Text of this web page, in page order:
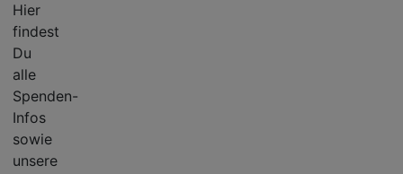
Hier
findest
Du
alle
Spenden-
Infos
sowie
unsere